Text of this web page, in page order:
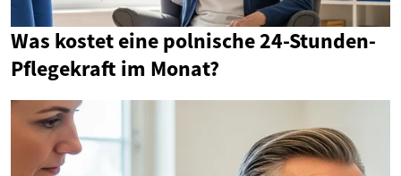
Was kostet eine polnische 24-Stunden-
Pflegekraft im Monat?